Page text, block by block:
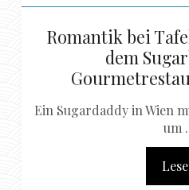
Romantik bei
dem
Ein Sugardaddy in Wien
um